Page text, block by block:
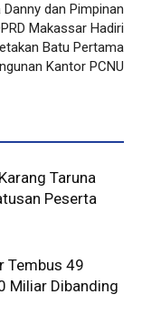
dan Pimpinan
Makassar Hadiri
Batu Pertama
Kantor PCNU
Taruna
Peserta
Tembus 49
Miliar Dibanding